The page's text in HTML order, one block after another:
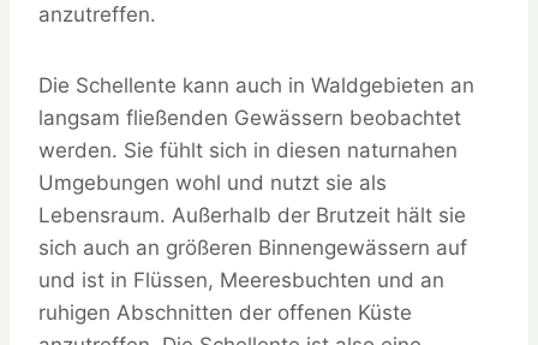
anzutreffen.
Die Schellente kann auch in Waldgebieten an
langsam fließenden Gewässern beobachtet
werden. Sie fühlt sich in diesen naturnahen
Umgebungen wohl und nutzt sie als
Lebensraum. Außerhalb der Brutzeit hält sie
sich auch an größeren Binnengewässern auf
und ist in Flüssen, Meeresbuchten und an
ruhigen Abschnitten der offenen Küste